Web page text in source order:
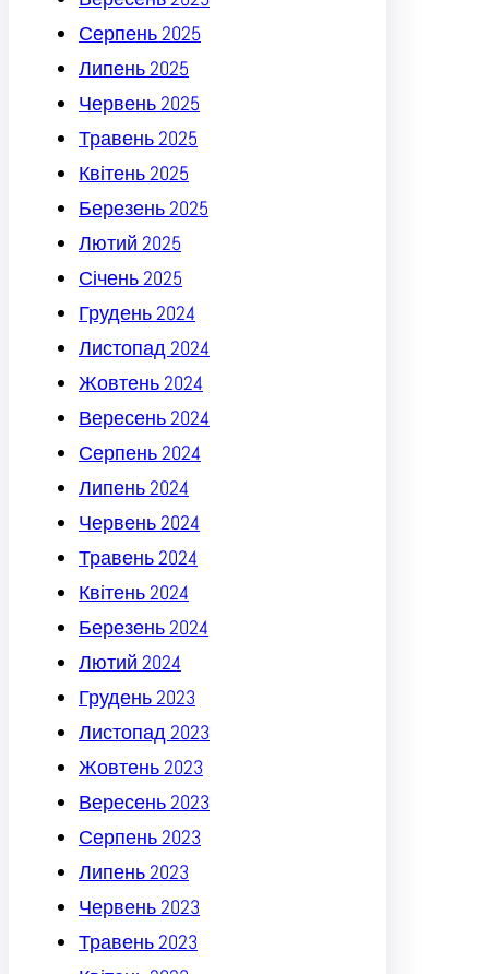
Серпень 2025
Липень 2025
Червень 2025
Травень 2025
Квітень 2025
Березень 2025
Лютий 2025
Січень 2025
Грудень 2024
Листопад 2024
Жовтень 2024
Вересень 2024
Серпень 2024
Липень 2024
Червень 2024
Травень 2024
Квітень 2024
Березень 2024
Лютий 2024
Грудень 2023
Листопад 2023
Жовтень 2023
Вересень 2023
Серпень 2023
Липень 2023
Червень 2023
Травень 2023